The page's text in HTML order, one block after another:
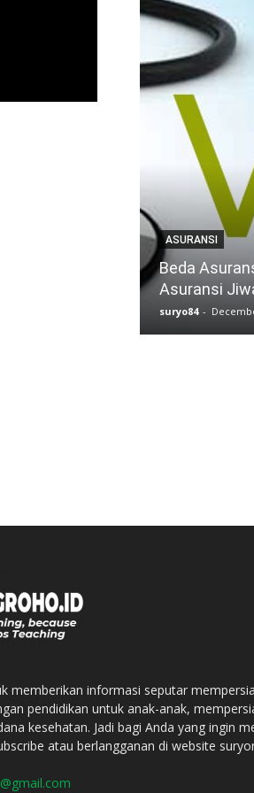
ASURANSI
Beda
Asuransi
suryo84 -
memberikan informasi seputar
pendidikan untuk anak-anak,
kesehatan. Jadi bagi Anda yang ingin
atau berlangganan di website